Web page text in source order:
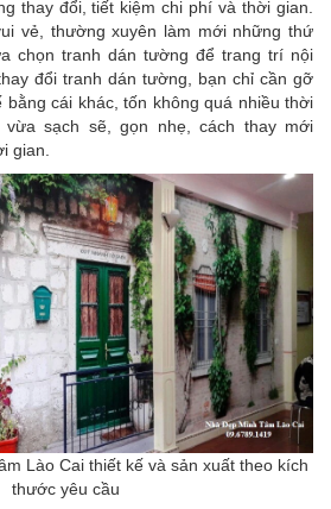
thay đổi, tiết kiệm chi phí và thời gian.
vẻ, thường xuyên làm mới những thứ
chọn tranh dán tường để trang trí nội
đổi tranh dán tường, bạn chỉ cần gỡ
bằng cái khác, tốn không quá nhiều thời
sạch sẽ, gọn nhẹ, cách thay mới
gian.
Lào Cai thiết kế và sản xuất theo kích
thước yêu cầu